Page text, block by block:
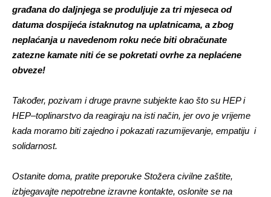
građana do daljnjega se produljuje za tri mjeseca od
datuma dospijeća istaknutog na uplatnicama, a zbog
neplaćanja u navedenom roku neće biti obračunate
zatezne kamate niti će se pokretati ovrhe za neplaćene
obveze!
Također, pozivam i druge pravne subjekte kao što su HEP i
HEP–toplinarstvo da reagiraju na isti način, jer ovo je vrijeme
kada moramo biti zajedno i pokazati razumijevanje, empatiju i
solidarnost.
Ostanite doma, pratite preporuke Stožera civilne zaštite,
izbjegavajte nepotrebne izravne kontakte, oslonite se na